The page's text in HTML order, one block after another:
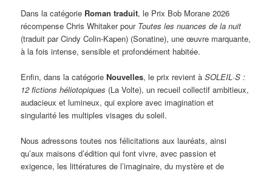
Dans la catégorie Roman traduit, le Prix Bob Morane 2026
récompense Chris Whitaker pour Toutes les nuances de la nuit
(traduit par Cindy Colin-Kapen) (Sonatine), une œuvre marquante,
à la fois intense, sensible et profondément habitée.
Enfin, dans la catégorieNouvelles, le prix revient àSOLEIL·S :
12 fictions héliotopiques (La Volte), un recueil collectif ambitieux,
audacieux et lumineux, qui explore avec imagination et
singularité les multiples visages du soleil.
Nous adressons toutes nos félicitations aux lauréats, ainsi
qu’aux maisons d’édition qui font vivre, avec passion et
exigence, les littératures de l’imaginaire, du mystère et de